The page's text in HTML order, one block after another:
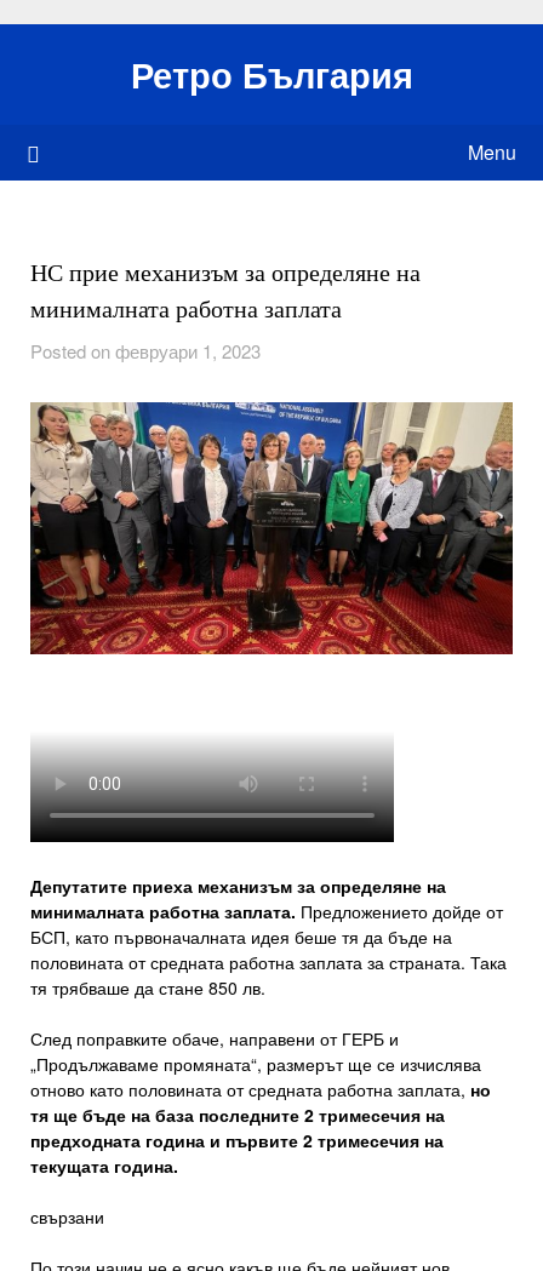
Ретро България
Menu
НС прие механизъм за определяне на
минималната работна заплата
Posted on февруари 1, 2023
Депутатите приеха механизъм за определяне на
минималната работна заплата. Предложението дойде от
БСП, като първоначалната идея беше тя да бъде на
половината от средната работна заплата за страната. Така
тя трябваше да стане 850 лв.
След поправките обаче, направени от ГЕРБ и
„Продължаваме промяната“, размерът ще се изчислява
отново като половината от средната работна заплата, но
тя ще бъде на база последните 2 тримесечия на
предходната година и първите 2 тримесечия на
текущата година.
свързани